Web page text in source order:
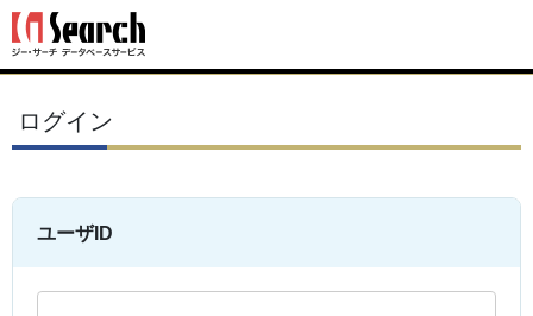
ログイン
ユーザID